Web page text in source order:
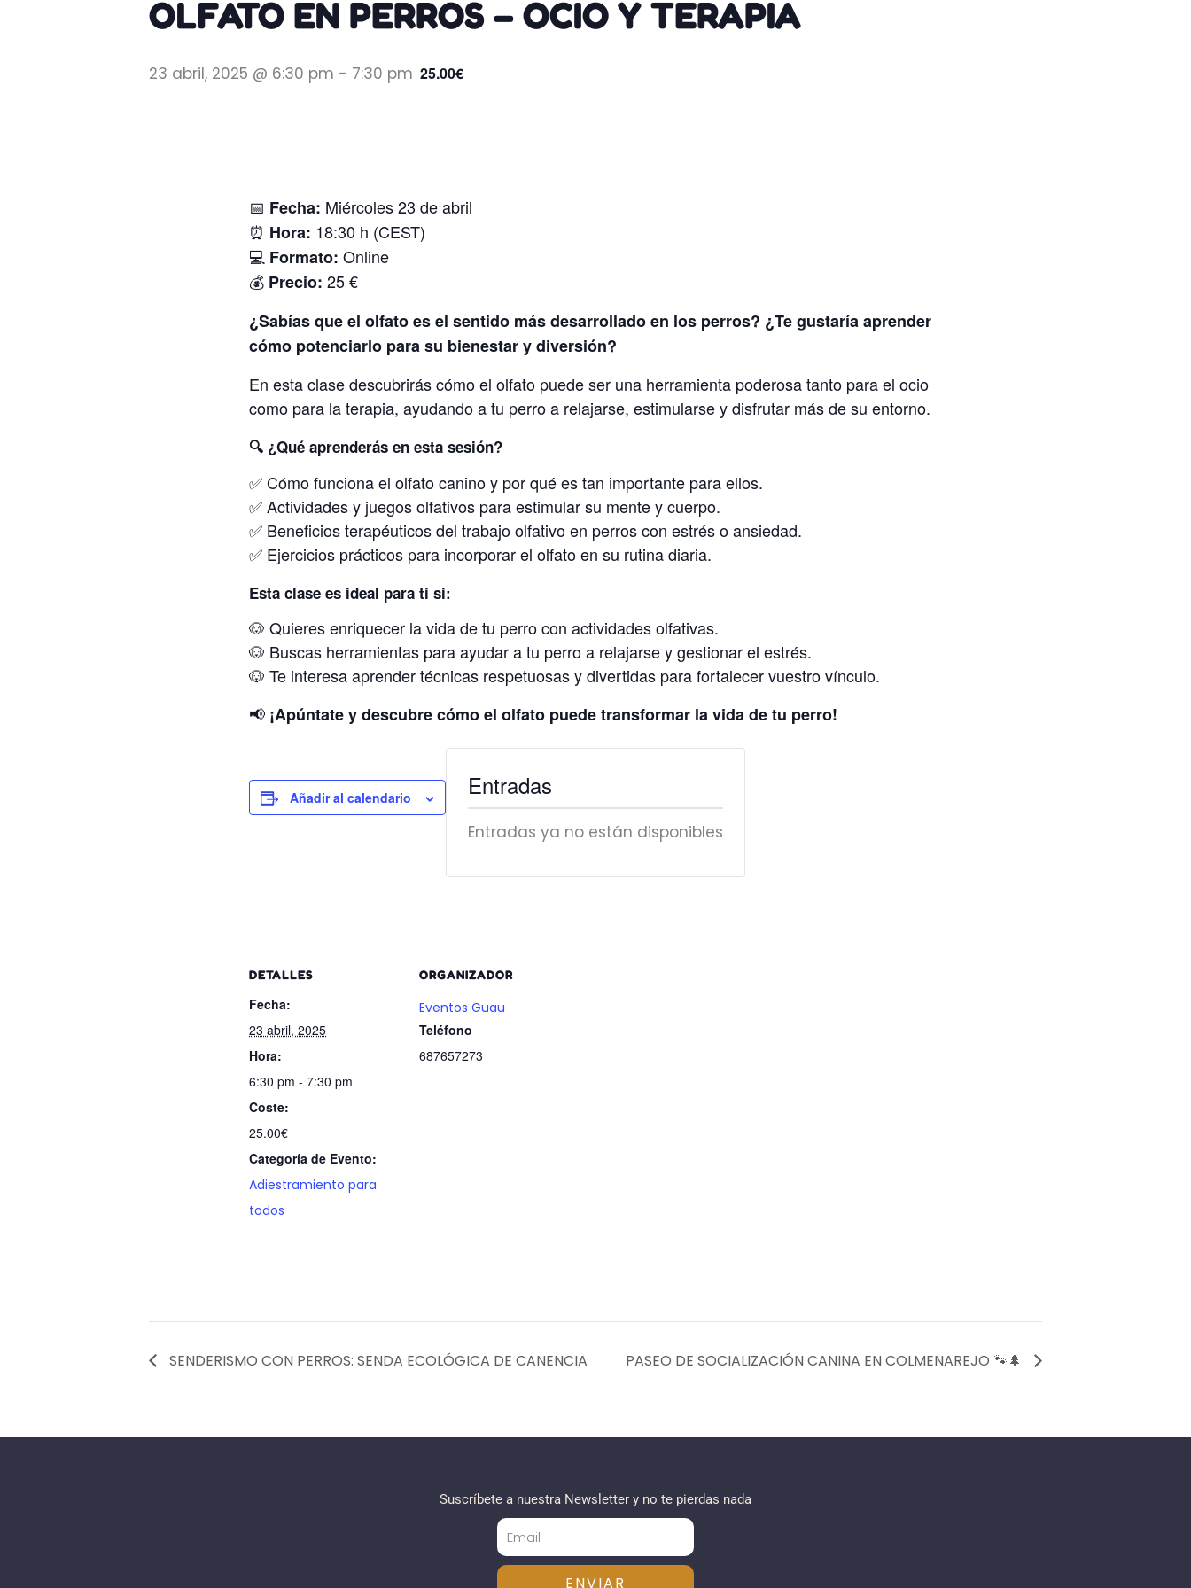
OLFATO EN PERROS – OCIO Y TERAPIA
23 abril, 2025 @ 6:30 pm - 7:30 pm 25.00€
📅 Fecha: Miércoles 23 de abril
⏰ Hora: 18:30 h (CEST)
💻 Formato: Online
💰 Precio: 25 €
¿Sabías que el olfato es el sentido más desarrollado en los perros? ¿Te gustaría aprender
cómo potenciarlo para su bienestar y diversión?
En esta clase descubrirás cómo el olfato puede ser una herramienta poderosa tanto para el ocio
como para la terapia, ayudando a tu perro a relajarse, estimularse y disfrutar más de su entorno.
🔍 ¿Qué aprenderás en esta sesión?
✅ Cómo funciona el olfato canino y por qué es tan importante para ellos.
✅ Actividades y juegos olfativos para estimular su mente y cuerpo.
✅ Beneficios terapéuticos del trabajo olfativo en perros con estrés o ansiedad.
✅ Ejercicios prácticos para incorporar el olfato en su rutina diaria.
Esta clase es ideal para ti si:
🐶 Quieres enriquecer la vida de tu perro con actividades olfativas.
🐶 Buscas herramientas para ayudar a tu perro a relajarse y gestionar el estrés.
🐶 Te interesa aprender técnicas respetuosas y divertidas para fortalecer vuestro vínculo.
📢 ¡Apúntate y descubre cómo el olfato puede transformar la vida de tu perro!
Añadir al calendario
DETALLES
Fecha:
23 abril, 2025
Hora:
6:30 pm - 7:30 pm
Coste:
25.00€
Categoría de Evento:
Adiestramiento para
todos
ORGANIZADOR
Eventos Guau
Teléfono
687657273
Entradas
Entradas ya no están disponibles
SENDERISMO CON PERROS: SENDA ECOLÓGICA DE CANENCIA PASEO DE SOCIALIZACIÓN CANINA EN COLMENAREJO 🐾🌲
Suscríbete a nuestra Newsletter y no te pierdas nada
ENVIAR